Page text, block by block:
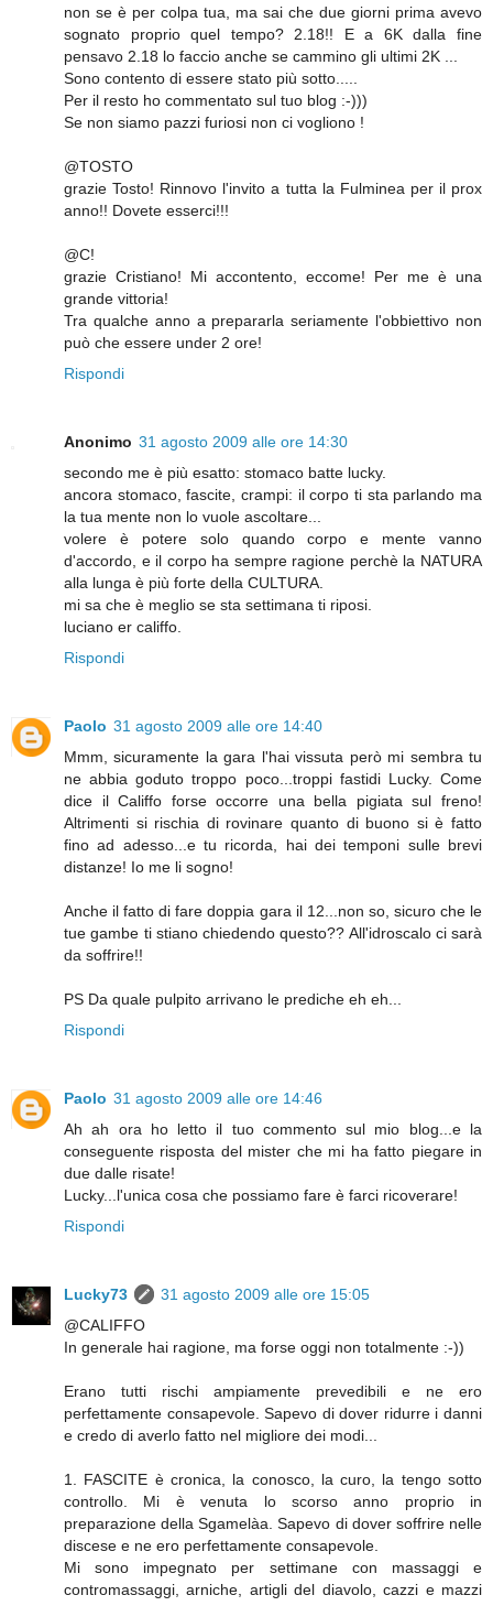
non se è per colpa tua, ma sai che due giorni prima avevo
sognato proprio quel tempo? 2.18!! E a 6K dalla fine
pensavo 2.18 lo faccio anche se cammino gli ultimi 2K ...
Sono contento di essere stato più sotto.....
Per il resto ho commentato sul tuo blog :-)))
Se non siamo pazzi furiosi non ci vogliono !
@TOSTO
grazie Tosto! Rinnovo l'invito a tutta la Fulminea per il prox
anno!! Dovete esserci!!!
@C!
grazie Cristiano! Mi accontento, eccome! Per me è una
grande vittoria!
Tra qualche anno a prepararla seriamente l'obbiettivo non
può che essere under 2 ore!
Rispondi
Anonimo 31 agosto 2009 alle ore 14:30
secondo me è più esatto: stomaco batte lucky.
ancora stomaco, fascite, crampi: il corpo ti sta parlando ma
la tua mente non lo vuole ascoltare...
volere è potere solo quando corpo e mente vanno
d'accordo, e il corpo ha sempre ragione perchè la NATURA
alla lunga è più forte della CULTURA.
mi sa che è meglio se sta settimana ti riposi.
luciano er califfo.
Rispondi
Paolo 31 agosto 2009 alle ore 14:40
Mmm, sicuramente la gara l'hai vissuta però mi sembra tu
ne abbia goduto troppo poco...troppi fastidi Lucky. Come
dice il Califfo forse occorre una bella pigiata sul freno!
Altrimenti si rischia di rovinare quanto di buono si è fatto
fino ad adesso...e tu ricorda, hai dei temponi sulle brevi
distanze! Io me li sogno!
Anche il fatto di fare doppia gara il 12...non so, sicuro che le
tue gambe ti stiano chiedendo questo?? All'idroscalo ci sarà
da soffrire!!
PS Da quale pulpito arrivano le prediche eh eh...
Rispondi
Paolo 31 agosto 2009 alle ore 14:46
Ah ah ora ho letto il tuo commento sul mio blog...e la
conseguente risposta del mister che mi ha fatto piegare in
due dalle risate!
Lucky...l'unica cosa che possiamo fare è farci ricoverare!
Rispondi
Lucky73
31 agosto 2009 alle ore 15:05
@CALIFFO
In generale hai ragione, ma forse oggi non totalmente :-))
Erano tutti rischi ampiamente prevedibili e ne ero
perfettamente consapevole. Sapevo di dover ridurre i danni
e credo di averlo fatto nel migliore dei modi...
1. FASCITE è cronica, la conosco, la curo, la tengo sotto
controllo. Mi è venuta lo scorso anno proprio in
preparazione della Sgamelàa. Sapevo di dover soffrire nelle
discese e ne ero perfettamente consapevole.
Mi sono impegnato per settimane con massaggi e
contromassaggi, arniche, artigli del diavolo, cazzi e mazzi